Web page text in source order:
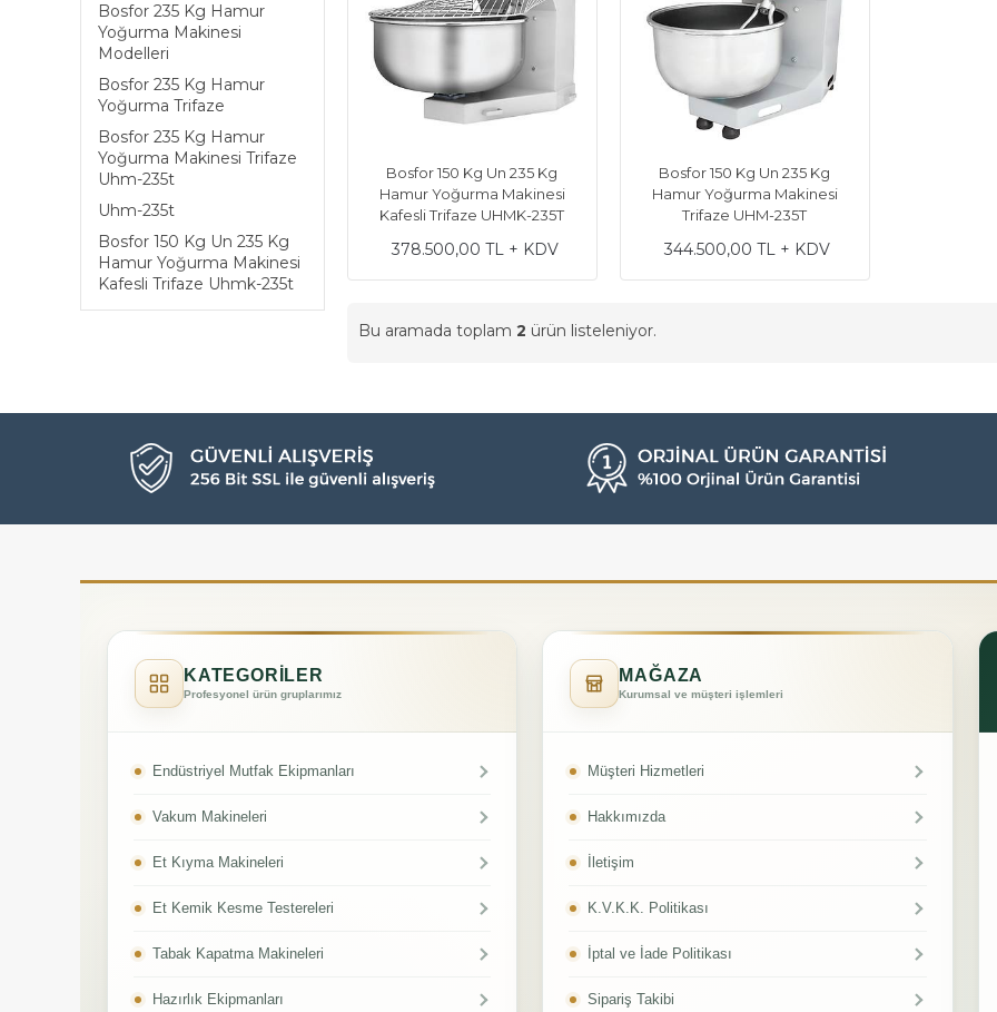
Bosfor 235 Kg Hamur
Yoğurma Makinesi
Modelleri
Bosfor 235 Kg Hamur
Yoğurma Trifaze
Bosfor 235 Kg Hamur
Yoğurma Makinesi Trifaze
Uhm-235t
Uhm-235t
Bosfor 150 Kg Un 235 Kg
Hamur Yoğurma Makinesi
Kafesli Trifaze Uhmk-235t
Bosfor 150 Kg Un 235 Kg
Hamur Yoğurma Makinesi
Kafesli Trifaze UHMK-235T
378.500,00 TL + KDV
Bosfor 150 Kg Un 235 Kg
Hamur Yoğurma Makinesi
Trifaze UHM-235T
344.500,00 TL + KDV
Bu aramada toplam 2 ürün listeleniyor.
KATEGORİLER
Profesyonel ürün gruplarımız
Endüstriyel Mutfak Ekipmanları
Vakum Makineleri
Et Kıyma Makineleri
Et Kemik Kesme Testereleri
Tabak Kapatma Makineleri
Hazırlık Ekipmanları
MAĞAZA
Kurumsal ve müşteri işlemleri
Müşteri Hizmetleri
Hakkımızda
İletişim
K.V.K.K. Politikası
İptal ve İade Politikası
Sipariş Takibi